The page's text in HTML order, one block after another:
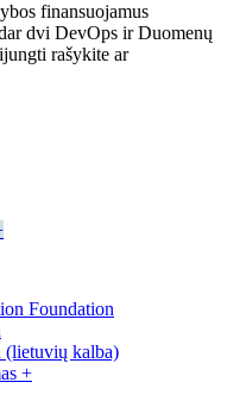
finansuojamus
dvi DevOps ir Duomenų
rašykite ar
Foundation
kalba)
+